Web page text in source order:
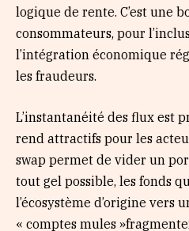
logique de rente. C’est une
consommateurs, pour
l’intégration économique
les fraudeurs.
L’instantanéité des flux est
rend attractifs pour les
swap permet de vider un
tout gel possible, les fonds
l’écosystème d’origine vers
« comptes mules